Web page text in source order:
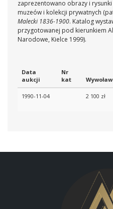
zaprezentowano obrazy i
muzeów i kolekcji prywatnych
Malecki 1836-1900. Katalog
przygotowanej pod kierunkiem
Narodowe, Kielce 1999).
Data
aukcji
Nr
kat
1990-11-04 2 100 zł